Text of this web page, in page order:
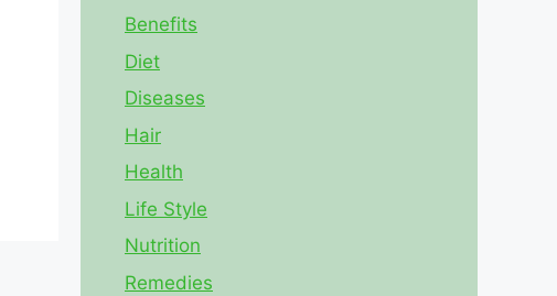
Benefits
Diet
Diseases
Hair
Health
Life Style
Nutrition
Remedies